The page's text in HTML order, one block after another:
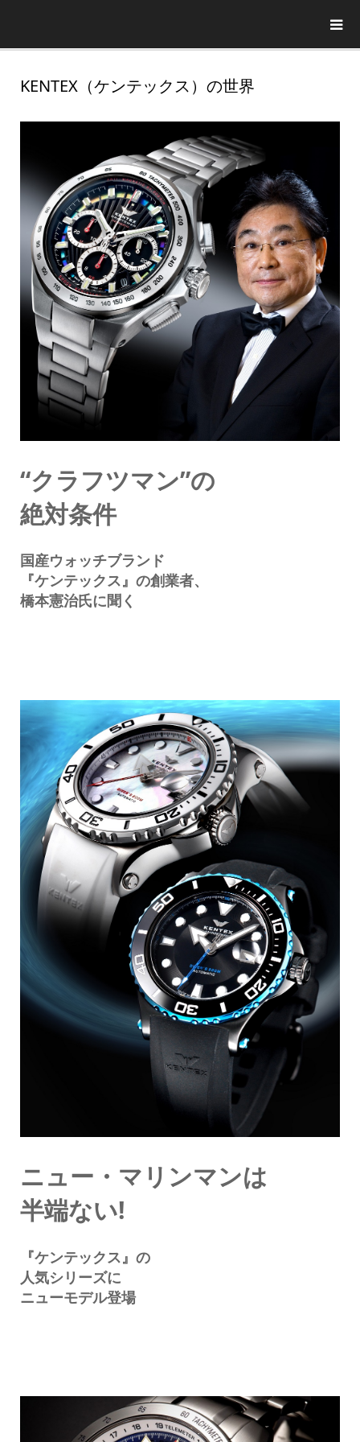
KENTEX（ケンテックス）の世界
“クラフツマン”の
絶対条件
国産ウォッチブランド
『ケンテックス』の創業者、
橋本憲治氏に聞く
ニュー・マリンマンは
半端ない!
『ケンテックス』の
人気シリーズに
ニューモデル登場